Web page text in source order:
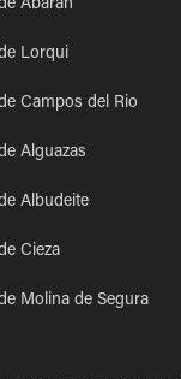
Abaran
Lorqui
Campos del Rio
Alguazas
Albudeite
Cieza
Molina de Segura